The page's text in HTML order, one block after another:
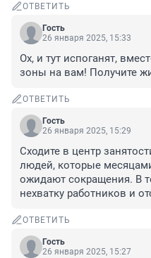
ОТВЕТИТЬ
Гость
26 января 2025, 15:33
Ох, и тут испоганят,
зоны на вам! Получите
ОТВЕТИТЬ
Гость
26 января 2025, 15:29
Сходите в центр
людей, которые
ожидают сокращения. В
нехватку работников и
ОТВЕТИТЬ
Гость
26 января 2025, 15:27